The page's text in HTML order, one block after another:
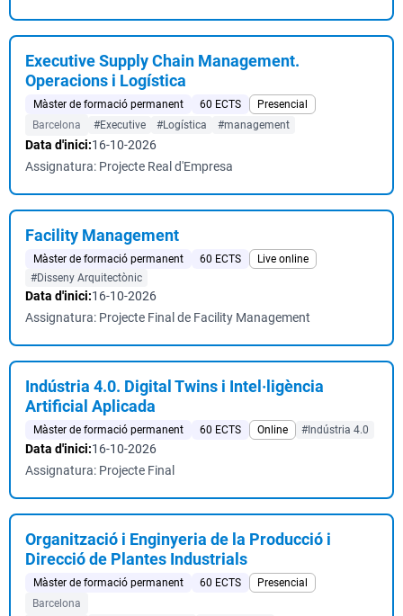
Executive Supply Chain Management.
Operacions i Logística
Màster de formació permanent 60 ECTS
Presencial
Barcelona
#Executive #Logística #management
Data d'inici:16-10-2026
Assignatura: Projecte Real d'Empresa
Facility Management
Màster de formació permanent 60 ECTS
Live online
#Disseny Arquitectònic
Data d'inici:16-10-2026
Assignatura: Projecte Final de Facility Management
Indústria 4.0. Digital Twins i Intel·ligència
Artificial Aplicada
Màster de formació permanent 60 ECTS Online #Indústria 4.0
Data d'inici:16-10-2026
Assignatura: Projecte Final
Organització i Enginyeria de la Producció i
Direcció de Plantes Industrials
Màster de formació permanent 60 ECTS
Presencial
Barcelona